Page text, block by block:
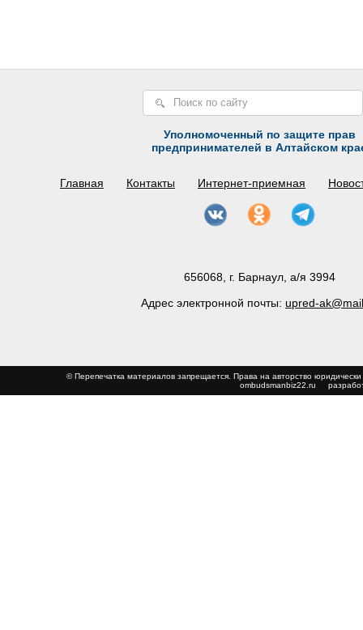
Уполномоченный по защите прав
предпринимателей в Алтайском
Главная Контакты Интернет-приемная
656068, г. Барнаул, а/я 3994
Адрес электронной почты: upred-
© Перепечатка материалов запрещается. Права на авторство
ombudsmanbiz22.ru